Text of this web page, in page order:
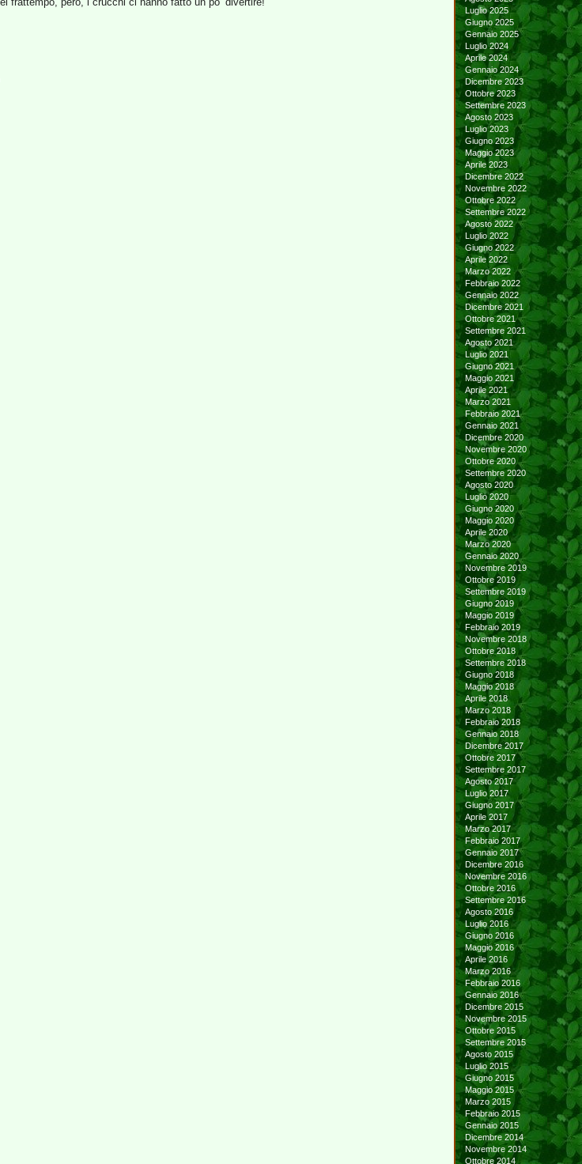
Luglio 2025
Giugno 2025
Gennaio 2025
Luglio 2024
Aprile 2024
Gennaio 2024
Dicembre 2023
Ottobre 2023
Settembre 2023
Agosto 2023
Luglio 2023
Giugno 2023
Maggio 2023
Aprile 2023
Dicembre 2022
Novembre 2022
Ottobre 2022
Settembre 2022
Agosto 2022
Luglio 2022
Giugno 2022
Aprile 2022
Marzo 2022
Febbraio 2022
Gennaio 2022
Dicembre 2021
Ottobre 2021
Settembre 2021
Agosto 2021
Luglio 2021
Giugno 2021
Maggio 2021
Aprile 2021
Marzo 2021
Febbraio 2021
Gennaio 2021
Dicembre 2020
Novembre 2020
Ottobre 2020
Settembre 2020
Agosto 2020
Luglio 2020
Giugno 2020
Maggio 2020
Aprile 2020
Marzo 2020
Gennaio 2020
Novembre 2019
Ottobre 2019
Settembre 2019
Giugno 2019
Maggio 2019
Febbraio 2019
Novembre 2018
Ottobre 2018
Settembre 2018
Giugno 2018
Maggio 2018
Aprile 2018
Marzo 2018
Febbraio 2018
Gennaio 2018
Dicembre 2017
Ottobre 2017
Settembre 2017
Agosto 2017
Luglio 2017
Giugno 2017
Aprile 2017
Marzo 2017
Febbraio 2017
Gennaio 2017
Dicembre 2016
Novembre 2016
Ottobre 2016
Settembre 2016
Agosto 2016
Luglio 2016
Giugno 2016
Maggio 2016
Aprile 2016
Marzo 2016
Febbraio 2016
Gennaio 2016
Dicembre 2015
Novembre 2015
Ottobre 2015
Settembre 2015
Agosto 2015
Luglio 2015
Giugno 2015
Maggio 2015
Marzo 2015
Febbraio 2015
Gennaio 2015
Dicembre 2014
Novembre 2014
Ottobre 2014